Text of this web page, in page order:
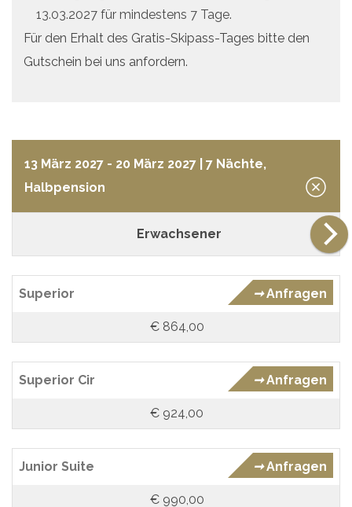
13.03.2027 für mindestens 7 Tage.
Für den Erhalt des Gratis-Skipass-Tages bitte den
Gutschein bei uns anfordern.
13 März 2027 - 20 März 2027
| 7 Nächte,
Halbpension
Erwachsener
Superior ➞Anfragen
€ 864,00
Superior Cir ➞Anfragen
€ 924,00
Junior Suite ➞Anfragen
€ 990,00